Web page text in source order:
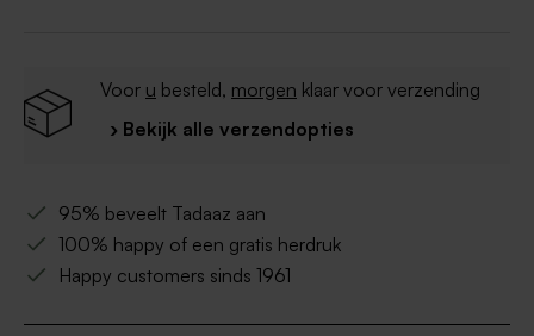
Voor u besteld, morgen klaar voor verzending
› Bekijk alle verzendopties
95% beveelt Tadaaz aan
100% happy of een gratis herdruk
Happy customers sinds 1961